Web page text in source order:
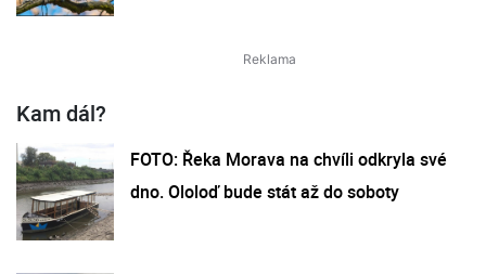
Kam dál?
FOTO: Řeka Morava na chvíli odkryla své
dno. Ololoď bude stát až do soboty